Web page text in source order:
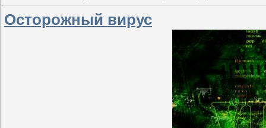
Осторожный вирус